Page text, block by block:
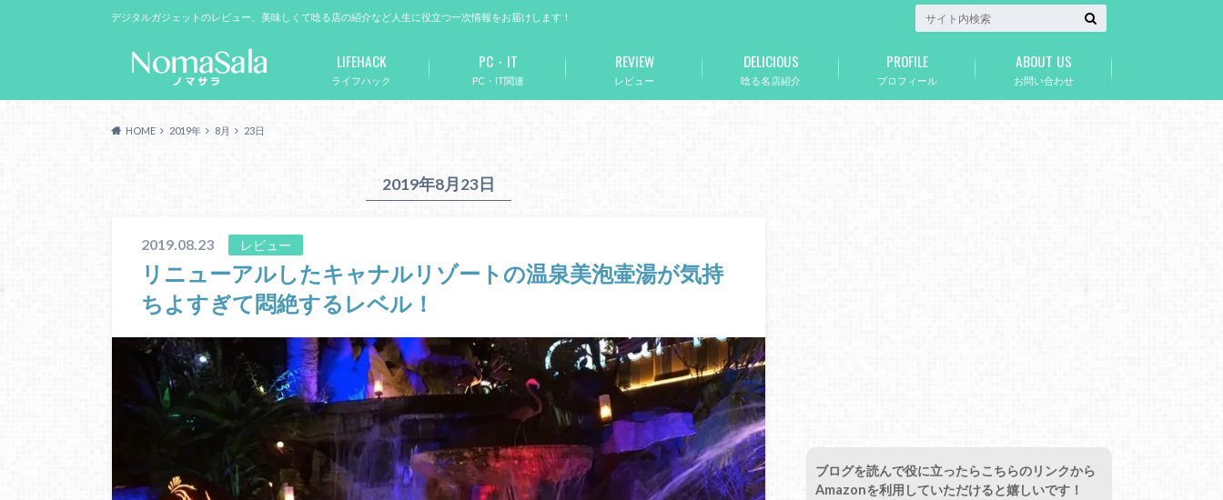
デジタルガジェットのレビュー、美味しくて唸る店の紹介など人生に役立つ一次情報をお届けします！
ライフハック
LIFEHACK
PC・IT関連
PC・IT
レビュー
REVIEW
唸る名店紹介
DELICIOUS
プロフィール
PROFILE
お問い合わせ
ABOUT US
HOME 2019年 8月 23日
2019年8月23日
2019.08.23 レビュー
リニューアルしたキャナルリゾートの温泉美泡壷湯が気持
ちよすぎて悶絶するレベル！
ブログを読んで役に立ったらこちらのリンクから
Amazonを利用していただけると嬉しいです！